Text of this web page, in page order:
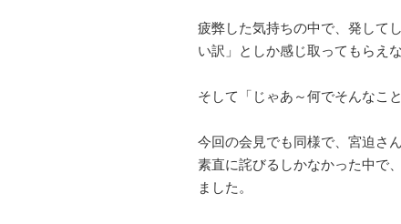
疲弊した気持ちの中で、発して
い訳」としか感じ取ってもらえ
そして「じゃあ～何でそんなこ
今回の会見でも同様で、宮迫さ
素直に詫びるしかなかった中で
ました。